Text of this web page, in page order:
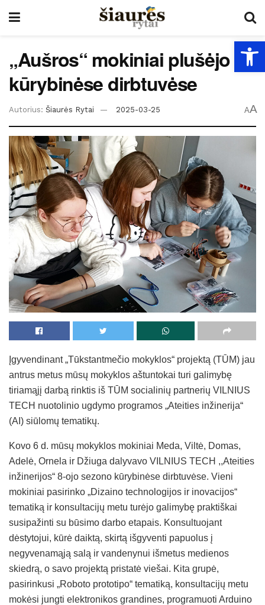
„Aušros“ mokiniai plušėjo
kūrybinėse dirbtuvėse
Autorius: Šiaurės Rytai 2025-03-25 AA
Įgyvendinant „Tūkstantmečio mokyklos“ projektą (TŪM) jau
antrus metus mūsų mokyklos aštuntokai turi galimybę
tiriamąjį darbą rinktis iš TŪM socialinių partnerių VILNIUS
TECH nuotolinio ugdymo programos „Ateities inžinerija“
(AI) siūlomų tematikų.
Kovo 6 d. mūsų mokyklos mokiniai Meda, Viltė, Domas,
Adelė, Ornela ir Džiuga dalyvavo VILNIUS TECH ,,Ateities
inžinerijos“ 8-ojo sezono kūrybinėse dirbtuvėse. Vieni
mokiniai pasirinko „Dizaino technologijos ir inovacijos“
tematiką ir konsultacijų metu turėjo galimybę praktiškai
susipažinti su būsimo darbo etapais. Konsultuojant
dėstytojui, kūrė daiktą, skirtą išgyventi papuolus į
negyvenamąją salą ir vandenynui išmetus medienos
skiedrą, o savo projektą pristatė viešai. Kita grupė,
pasirinkusi „Roboto prototipo“ tematiką, konsultacijų metu
mokėsi jungti elektronikos grandines, programuoti Arduino